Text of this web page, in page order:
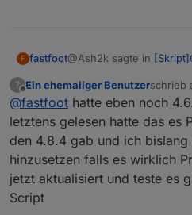
F fastfoot@Ash2k sagte in
@fastfootdu meinst
bei mir noch installiert,
Ich meinte den Adapter,
Stable Versionen voraus.
?
Offline
Ein ehemaliger Benutzerschrieb
zuletzt
@fastfoot hatte eben noch
letztens gelesen hatte das es
den 4.8.4 gab und ich
hinzusetzen falls es wirklich
jetzt aktualisiert und teste es
Script